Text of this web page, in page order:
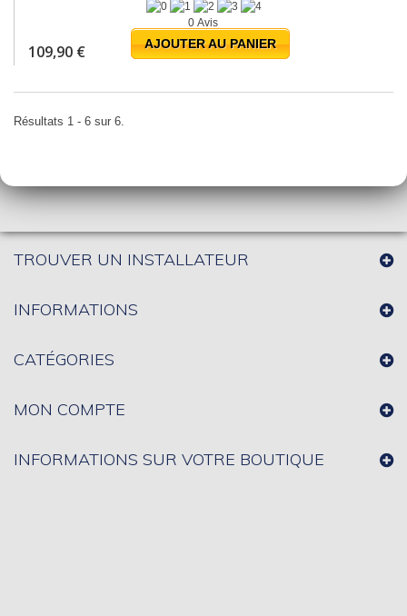
0 Avis
109,90 € AJOUTER AU PANIER
Résultats 1 - 6 sur 6.
TROUVER UN INSTALLATEUR
INFORMATIONS
CATÉGORIES
MON COMPTE
INFORMATIONS SUR VOTRE BOUTIQUE